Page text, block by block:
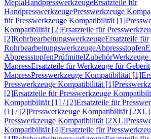
MeplaHandpresswerkzeugeErsatzteile für
HandpresswerkzeugePresswerkzeuge
für Presswerkzeuge Kompatibilität [1]
Kompatibilität [2]Ersatzteile für
[2]RohrbearbeitungswerkzeugeErsatzteile für
RohrbearbeitungswerkzeugeAbpressstopfen
AbpressstopfenPrüfmittelZubehör
MapressErsatzteile für Werkzeuge für Geberit
MapressPresswerkzeuge Kompatibilität [1]
Presswerkzeuge Kompatibilität [1]
[2]Ersatzteile für Presswerkzeuge
Kompatibilität [1] / [2]Ersatzteile für
[1] / [2]Presswerkzeuge Kompatibilität [2XL]
Presswerkzeuge Kompatibilität [2XL]
Kompatibilität [4]Ersatzteile für